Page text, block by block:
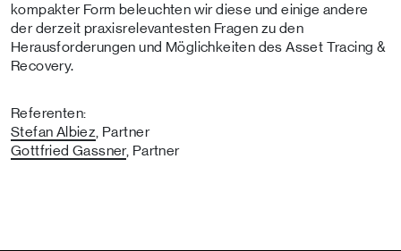
kompakter Form beleuchten wir diese und einige andere
der derzeit praxisrelevantesten Fragen zu den
Herausforderungen und Möglichkeiten des Asset Tracing &
Recovery.
Referenten:
Stefan Albiez, Partner
Gottfried Gassner, Partner